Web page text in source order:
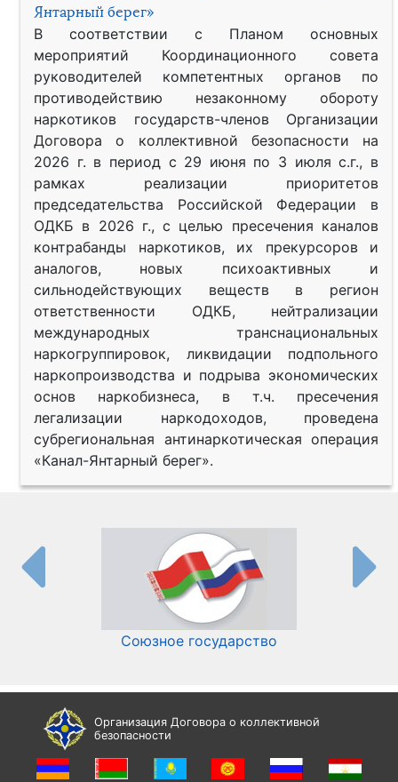
Янтарный берег»
В соответствии с Планом основных
мероприятий Координационного совета
руководителей компетентных органов по
противодействию незаконному обороту
наркотиков государств-членов Организации
Договора о коллективной безопасности на
2026 г. в период с 29 июня по 3 июля с.г., в
рамках реализации приоритетов
председательства Российской Федерации в
ОДКБ в 2026 г., с целью пресечения каналов
контрабанды наркотиков, их прекурсоров и
аналогов, новых психоактивных и
сильнодействующих веществ в регион
ответственности ОДКБ, нейтрализации
международных транснациональных
наркогруппировок, ликвидации подпольного
наркопроизводства и подрыва экономических
основ наркобизнеса, в т.ч. пресечения
легализации наркодоходов, проведена
субрегиональная антинаркотическая операция
«Канал-Янтарный берег».
Союзное государство
Организация Договора о коллективной
безопасности